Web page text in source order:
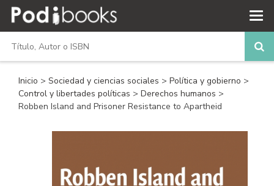
Inicio > Sociedad y ciencias sociales > Política y gobierno >
Control y libertades políticas > Derechos humanos >
Robben Island and Prisoner Resistance to Apartheid